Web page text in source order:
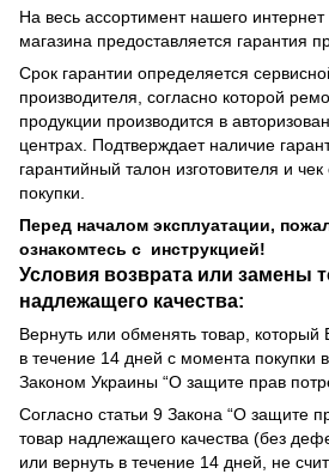
На весь ассортимент нашего интернет
магазина предоставляется гарантия
Срок гарантии определяется
производителя, согласно которой
продукции производится в
центрах. Подтверждает наличие
гарантийный талон изготовителя и
покупки.
Перед началом эксплуатации,
ознакомтесь с инструкцией!
Условия возврата или замены
надлежащего качества:
Вернуть или обменять товар,
в течение 14 дней с момента покупки
Законом Украины “О защите прав
Согласно статьи 9 Закона “О защите
товар надлежащего качества (без
или вернуть в течение 14 дней, не